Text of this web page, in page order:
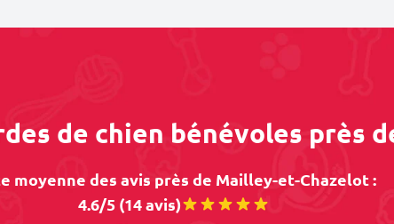
de chien bénévoles près
moyenne des avis près de Mailley-et-Chazelot :
4.6/5 (14 avis)